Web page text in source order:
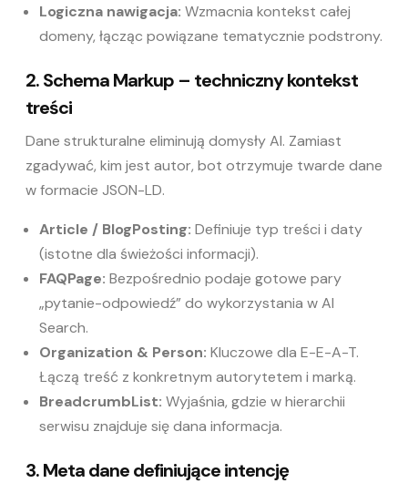
Logiczna nawigacja: Wzmacnia kontekst całej
domeny, łącząc powiązane tematycznie podstrony.
2. Schema Markup – techniczny kontekst
treści
Dane strukturalne eliminują domysły AI. Zamiast
zgadywać, kim jest autor, bot otrzymuje twarde dane
w formacie JSON-LD.
Article / BlogPosting: Definiuje typ treści i daty
(istotne dla świeżości informacji).
FAQPage: Bezpośrednio podaje gotowe pary
„pytanie-odpowiedź” do wykorzystania w AI
Search.
Organization & Person: Kluczowe dla E-E-A-T.
Łączą treść z konkretnym autorytetem i marką.
BreadcrumbList: Wyjaśnia, gdzie w hierarchii
serwisu znajduje się dana informacja.
3. Meta dane definiujące intencję